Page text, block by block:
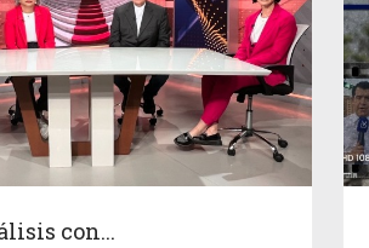
con...